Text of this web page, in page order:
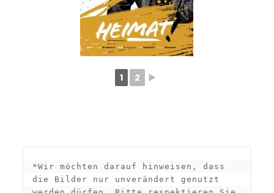
1 2 ►
*Wir möchten darauf hinweisen, dass
die Bilder nur unverändert genutzt